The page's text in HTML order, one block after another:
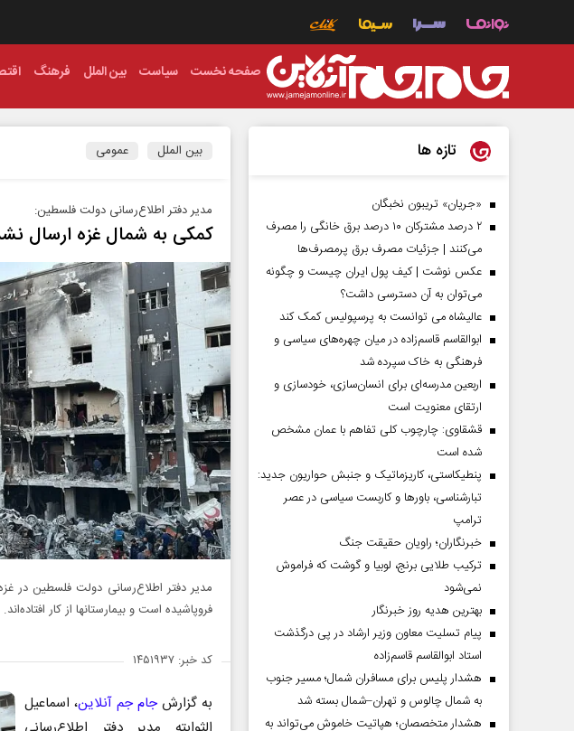
صفحه نخست سیاست بین الملل فرهنگ
بین الملل عمومی
مدیر دفتر اطلاع‌رسانی دولت فلسطین:
کمکی به شمال غزه ارسال نشده است
مدیر دفتر اطلاع‌رسانی دولت فلسطین در
فروپاشیده است و بیمارستانها از کار افتاده‌اند.
کد خبر: ۱۴۵۱۹۳۷
به گزارشجام جم آنلاین، اسماعیل
تازه ها
«جریان» تریبون نخبگان
۲ درصد مشترکان ۱۰ درصد برق خانگی را مصرف
می‌کنند | جزئیات مصرف برق پرمصرف‌ها
عکس نوشت | کیف پول ایران چیست و چگونه
می‌توان به آن دسترسی داشت؟
عالیشاه می توانست به پرسپولیس کمک کند
ابوالقاسم قاسم‌زاده در میان چهره‌های سیاسی و
فرهنگی به خاک سپرده شد
اربعین مدرسه‌ای برای انسان‌سازی، خودسازی و
ارتقای معنویت است
قشقاوی: چارچوب کلی تفاهم با عمان مشخص
شده است
پنطیکاستی، کاریزماتیک و جنبش حواریون جدید:
تبارشناسی، باور‌ها و کاربست سیاسی در عصر
ترامپ
خبرنگاران؛ راویان حقیقت جنگ
ترکیب طلایی برنج، لوبیا و گوشت که فراموش
نمی‌شود
بهترین هدیه روز خبرنگار
پیام تسلیت معاون وزیر ارشاد در پی درگذشت
استاد ابوالقاسم قاسم‌زاده
هشدار پلیس برای مسافران شمال؛ مسیر جنوب
به شمال چالوس و تهران–شمال بسته شد
هشدار متخصصان؛ هپاتیت خاموش می‌تواند به